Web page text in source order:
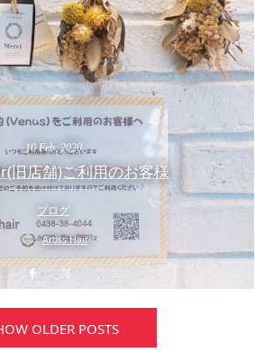
10 Feb,2020
旧店舗)ご利用のお客様
ブログ
Aross Hair
OLDER POSTS